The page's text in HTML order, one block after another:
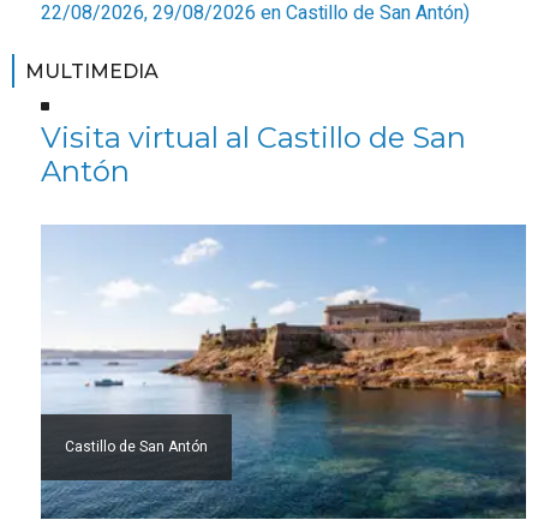
22/08/2026, 29/08/2026 en Castillo de San Antón)
MULTIMEDIA
Visita virtual al Castillo de San
Antón
Castillo de San Antón